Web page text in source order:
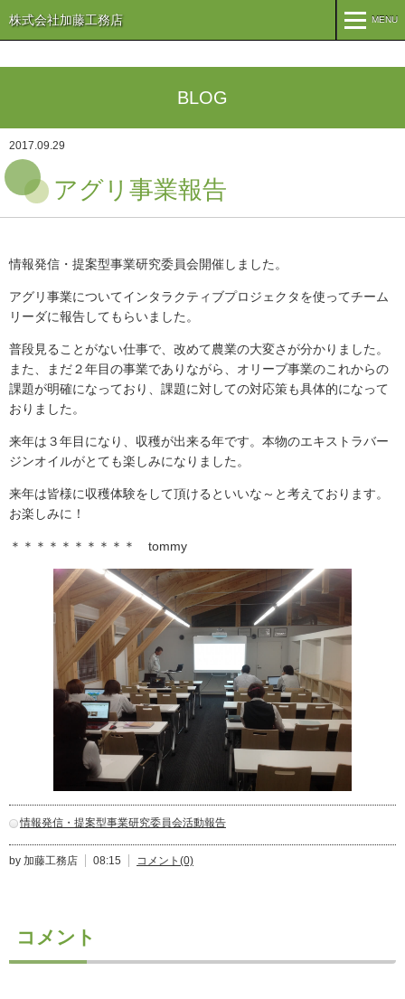
株式会社加藤工務店 MENU
コンセプト
組織
商業・事業施設
施工実績
公共施設 PFI事業
医療・福祉施設・幼稚園
採用情報
代表メッセージ
募集要項
不動産情報
BLOG
2017.09.29
アグリ事業報告
情報発信・提案型事業研究委員会開催しました。
アグリ事業についてインタラクティブプロジェクタを使ってチーム
リーダに報告してもらいました。
普段見ることがない仕事で、改めて農業の大変さが分かりました。
また、まだ２年目の事業でありながら、オリーブ事業のこれからの
課題が明確になっており、課題に対しての対応策も具体的になって
おりました。
来年は３年目になり、収穫が出来る年です。本物のエキストラバー
ジンオイルがとても楽しみになりました。
来年は皆様に収穫体験をして頂けるといいな～と考えております。
お楽しみに！
＊＊＊＊＊＊＊＊＊＊ tommy
情報発信・提案型事業研究委員会活動報告
by 加藤工務店 08:15 コメント(0)
コメント